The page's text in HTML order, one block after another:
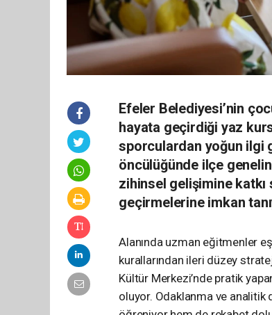
Efeler Belediyesi’nin
hayata geçirdiği yaz
sporculardan yoğun ilgi
öncülüğünde ilçe
zihinsel gelişimine
geçirmelerine imkan
Alanında uzman eğitmenler
kurallarından ileri düzey
Kültür Merkezi’nde pratik
oluyor. Odaklanma ve